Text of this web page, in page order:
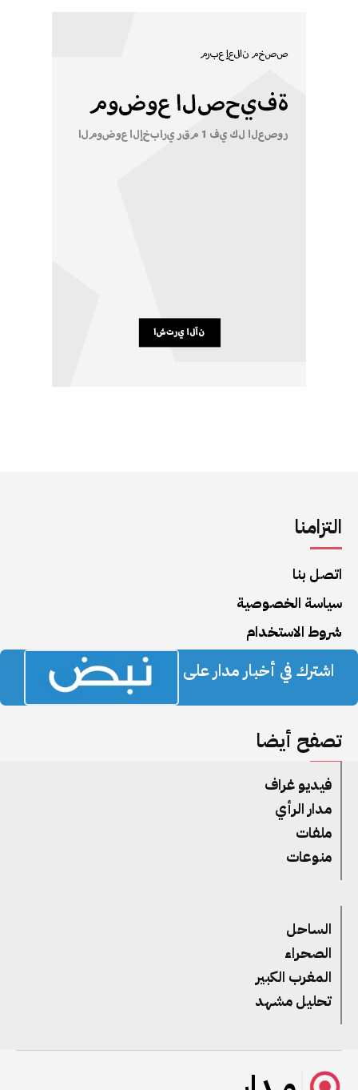
التزامنا
اتصل بنا
سياسة الخصوصية
شروط الاستخدام
اشترك في أخبار مدار على
تصفح أيضا
فيديو غراف
مدار الرأي
ملفات
منوعات
الساحل
الصحراء
المغرب الكبير
تحليل مشهد